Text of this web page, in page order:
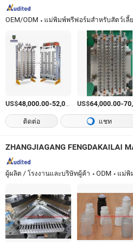
OEM/ODM แม่พิมพ์พรีฟอร์มสำหรับสัตว์เลี้ยง, แม่พิมพ์ทางการแพทย์, แม่พิมพ์พรีฟอร์มสำหรับสัตว์เลี้ยง, แม่พิมพ์ทางการแพทย์, พรีฟอร์ม, แม่พิมพ์สำหรับสัตว์เ
US$48,000.00-52,000.00 /เตรียมตัว
US$64,000.00-
ติดต่อ แชท
ผู้ผลิต / โรงงานและบริษัทผู้ค้า ODM แม่พิมพ์ฉีดพลาสติก, เครื่องเป่าฉีดพล